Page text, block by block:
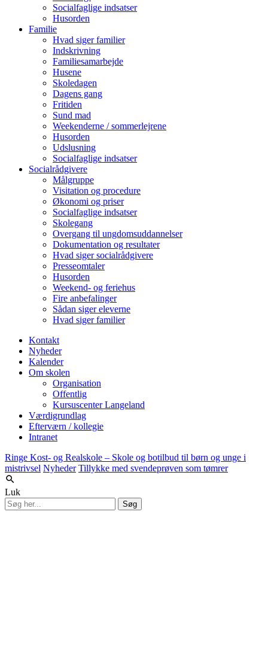
Socialfaglige indsatser
Husorden
Familie
Hvad siger familier
Indskrivning
Familiesamarbejde
Husene
Skoledagen
Dagens gang
Fritiden
Sund mad
Weekenderne / sommerlejrene
Husorden
Udslusning
Socialfaglige indsatser
Socialrådgivere
Målgruppe
Visitation og procedure
Økonomi og priser
Socialfaglige indsatser
Skolegang
Overgang til ungdomsuddannelser
Dokumentation og resultater
Hvad siger socialrådgivere
Presseomtaler
Husorden
Weekend- og feriehus
Fire anbefalinger
Sådan siger eleverne
Hvad siger familier
Kontakt
Nyheder
Kalender
Om skolen
Organisation
Offentlig
Kursuscenter Langeland
Værdigrundlag
Efterværn / kollegie
Intranet
Ringe Kost- og Realskole – Skole og botilbud til børn og unge i
mistrivsel Nyheder Tillykke med svendeprøven som tømrer
Luk
Søg